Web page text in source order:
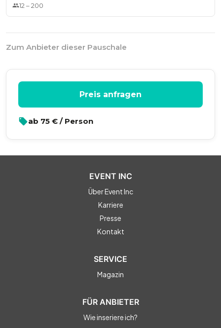
12 –200
Zum Anbieter dieser Pauschale
Preis anfragen
ab 75 € / Person
EVENT INC
Über Event Inc
Karriere
Presse
Kontakt
SERVICE
Magazin
FÜR ANBIETER
Wie inseriere ich?